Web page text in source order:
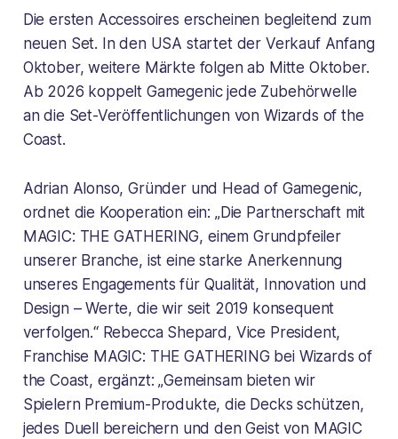
Die ersten Accessoires erscheinen begleitend zum
neuen Set. In den USA startet der Verkauf Anfang
Oktober, weitere Märkte folgen ab Mitte Oktober.
Ab 2026 koppelt Gamegenic jede Zubehörwelle
an die Set-Veröffentlichungen von Wizards of the
Coast.
Adrian Alonso, Gründer und Head of Gamegenic,
ordnet die Kooperation ein: „Die Partnerschaft mit
MAGIC: THE GATHERING, einem Grundpfeiler
unserer Branche, ist eine starke Anerkennung
unseres Engagements für Qualität, Innovation und
Design – Werte, die wir seit 2019 konsequent
verfolgen.“ Rebecca Shepard, Vice President,
Franchise MAGIC: THE GATHERING bei Wizards of
the Coast, ergänzt: „Gemeinsam bieten wir
Spielern Premium-Produkte, die Decks schützen,
jedes Duell bereichern und den Geist von MAGIC